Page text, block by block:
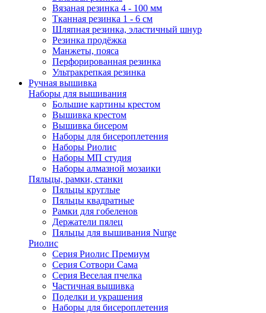
Вязаная резинка 4 - 100 мм
Тканная резинка 1 - 6 см
Шляпная резинка, эластичный шнур
Резинка продёжка
Манжеты, пояса
Перфорированная резинка
Ультракрепкая резинка
Ручная вышивка
Наборы для вышивания
Большие картины крестом
Вышивка крестом
Вышивка бисером
Наборы для бисероплетения
Наборы Риолис
Наборы МП студия
Наборы алмазной мозаики
Пяльцы, рамки, станки
Пяльцы круглые
Пяльцы квадратные
Рамки для гобеленов
Держатели пялец
Пяльцы для вышивания Nurge
Риолис
Серия Риолис Премиум
Серия Сотвори Сама
Серия Веселая пчелка
Частичная вышивка
Поделки и украшения
Наборы для бисероплетения